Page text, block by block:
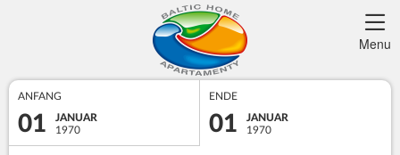
Menu
ANFANG
01
JANUAR
1970
ENDE
01
JANUAR
1970